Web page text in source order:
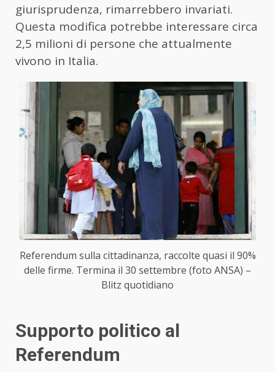
giurisprudenza, rimarrebbero invariati.
Questa modifica potrebbe interessare circa
2,5 milioni di persone che attualmente
vivono in Italia.
Referendum sulla cittadinanza, raccolte quasi il 90%
delle firme. Termina il 30 settembre (foto ANSA) –
Blitz quotidiano
Supporto politico al
Referendum